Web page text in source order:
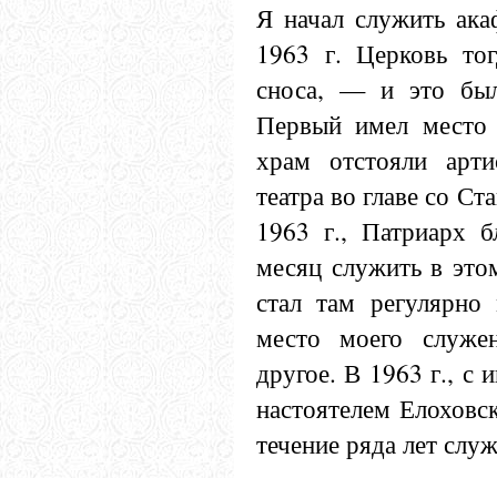
Я начал служить
1963 г. Церковь
сноса, — и это
Первый имел
храм отстояли
театра во главе со
1963 г., Патриарх
месяц служить в
стал там
место моего
другое. В 1963 г., с
настоятелем
течение ряда лет